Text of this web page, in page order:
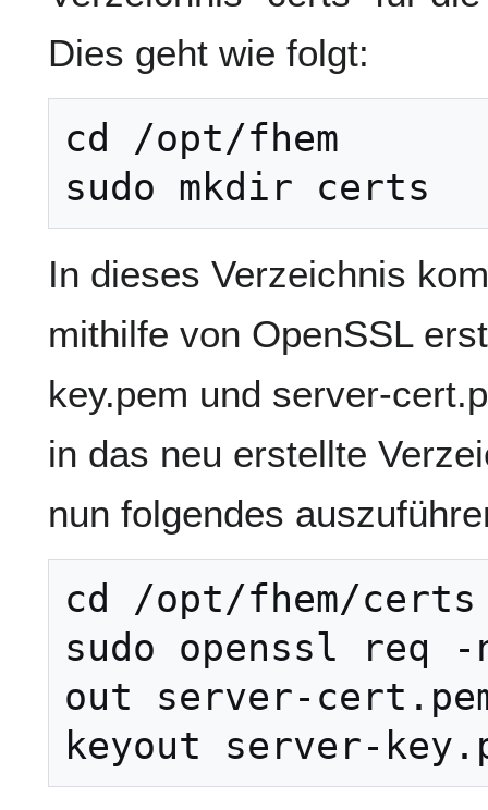
Dies geht wie folgt:
cd /opt/fhem
In dieses Verzeichnis
mithilfe von OpenSSL
key.pem und server-
in das neu erstellte
nun folgendes
cd /opt/fhem/certs
sudo openssl req -
out server-